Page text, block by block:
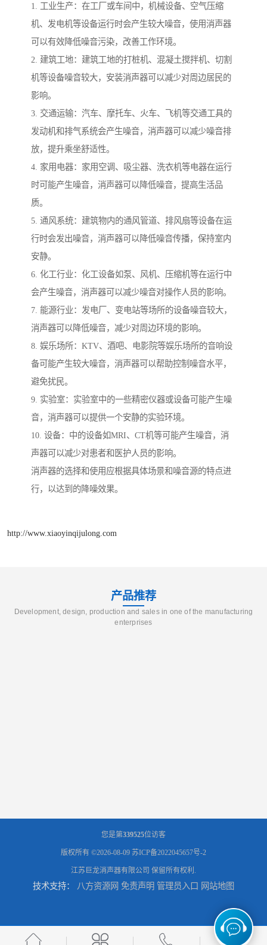
1. 工业生产：在工厂或车间中，机械设备、空气压缩
机、发电机等设备运行时会产生较大噪音，使用消声器
可以有效降低噪音污染，改善工作环境。
2. 建筑工地：建筑工地的打桩机、混凝土搅拌机、切割
机等设备噪音较大，安装消声器可以减少对周边居民的
影响。
3. 交通运输：汽车、摩托车、火车、飞机等交通工具的
发动机和排气系统会产生噪音，消声器可以减少噪音排
放，提升乘坐舒适性。
4. 家用电器：家用空调、吸尘器、洗衣机等电器在运行
时可能产生噪音，消声器可以降低噪音，提高生活品
质。
5. 通风系统：建筑物内的通风管道、排风扇等设备在运
行时会发出噪音，消声器可以降低噪音传播，保持室内
安静。
6. 化工行业：化工设备如泵、风机、压缩机等在运行中
会产生噪音，消声器可以减少噪音对操作人员的影响。
7. 能源行业：发电厂、变电站等场所的设备噪音较大，
消声器可以降低噪音，减少对周边环境的影响。
8. 娱乐场所：KTV、酒吧、电影院等娱乐场所的音响设
备可能产生较大噪音，消声器可以帮助控制噪音水平，
避免扰民。
9. 实验室：实验室中的一些精密仪器或设备可能产生噪
音，消声器可以提供一个安静的实验环境。
10. 设备：中的设备如MRI、CT机等可能产生噪音，消
声器可以减少对患者和医护人员的影响。
消声器的选择和使用应根据具体场景和噪音源的特点进
行，以达到的降噪效果。
http://www.xiaoyinqijulong.com
产品推荐
Development, design, production and sales in one of the manufacturing
enterprises
您是第339525位访客
版权所有 ©2026-08-09 苏ICP备2022045657号-2
江苏巨龙消声器有限公司 保留所有权利.
技术支持： 八方资源网 免责声明 管理员入口 网站地图